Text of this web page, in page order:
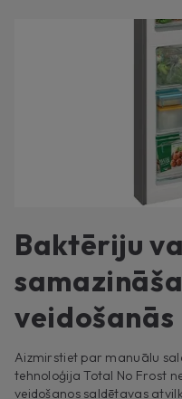
Baktēriju
Aizmirstiet par manuālu
tehnoloģija Total No Frost
veidošanos saldētavas